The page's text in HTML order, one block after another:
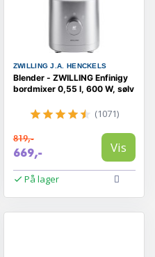
ZWILLING J.A. HENCKELS
Blender - ZWILLING Enfinigy
bordmixer 0,55 l, 600 W, sølv
(1071)
819,-
669,- Vis
På lager